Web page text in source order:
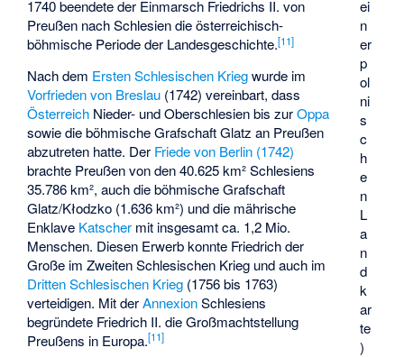
ei
n
er
p
ol
ni
s
c
h
e
n
L
a
n
d
k
ar
te
)
1740 beendete der Einmarsch Friedrichs II. von
Preußen nach Schlesien die österreichisch-
böhmische Periode der Landesgeschichte.[11]
Nach dem Ersten Schlesischen Kriegwurde im
Vorfrieden von Breslau (1742) vereinbart, dass
Österreich Nieder- und Oberschlesien bis zurOppa
sowie die böhmische Grafschaft Glatz an Preußen
abzutreten hatte. Der Friede von Berlin (1742)
brachte Preußen von den 40.625 km² Schlesiens
35.786 km², auch die böhmische Grafschaft
Glatz/Kłodzko (1.636 km²) und die mährische
Enklave Katscher mit insgesamt ca. 1,2 Mio.
Menschen. Diesen Erwerb konnte Friedrich der
Große im Zweiten Schlesischen Krieg und auch im
Dritten Schlesischen Krieg (1756 bis 1763)
verteidigen. Mit derAnnexionSchlesiens
begründete Friedrich II. die Großmachtstellung
Preußens in Europa.[11]